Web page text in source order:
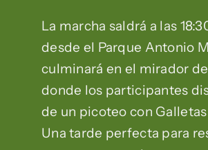
La marcha saldrá a las
desde el Parque Antonio
culminará en el mirador
donde los participantes
de un picoteo con
Una tarde perfecta para